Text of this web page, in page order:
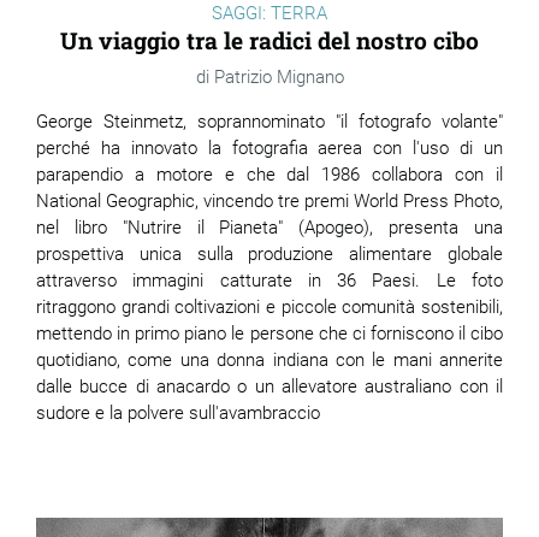
SAGGI: TERRA
Un viaggio tra le radici del nostro cibo
Patrizio Mignano
George Steinmetz, soprannominato "il fotografo volante"
perché ha innovato la fotografia aerea con l'uso di un
parapendio a motore e che dal 1986 collabora con il
National Geographic, vincendo tre premi World Press Photo,
nel libro "Nutrire il Pianeta" (Apogeo), presenta una
prospettiva unica sulla produzione alimentare globale
attraverso immagini catturate in 36 Paesi. Le foto
ritraggono grandi coltivazioni e piccole comunità sostenibili,
mettendo in primo piano le persone che ci forniscono il cibo
quotidiano, come una donna indiana con le mani annerite
dalle bucce di anacardo o un allevatore australiano con il
sudore e la polvere sull'avambraccio